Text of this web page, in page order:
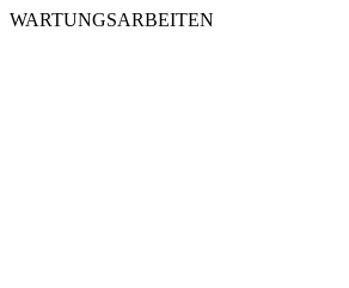
WARTUNGSARBEITEN